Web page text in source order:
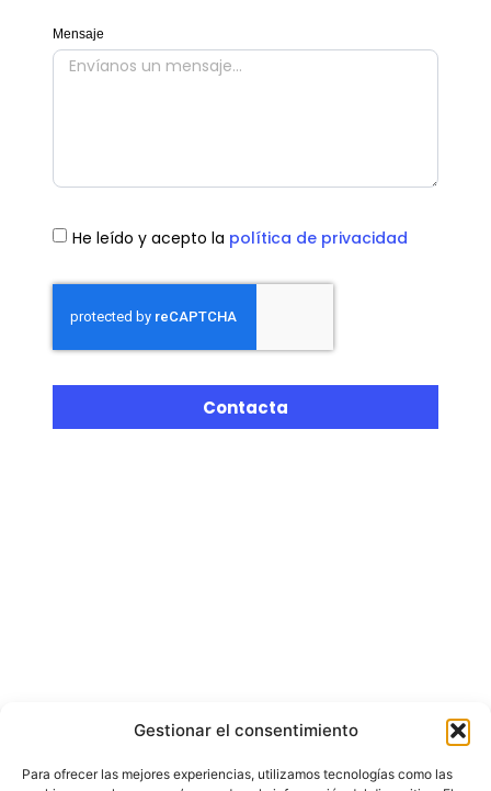
Gestionar el consentimiento
Para ofrecer las mejores experiencias, utilizamos tecnologías como las
Mensaje
He leído y acepto la política de privacidad
Contacta
Miembros de